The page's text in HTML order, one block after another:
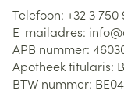
Telefoon: +32 3 750
E-mailadres: info@
APB nummer:
Apotheek titularis:
BTW nummer: